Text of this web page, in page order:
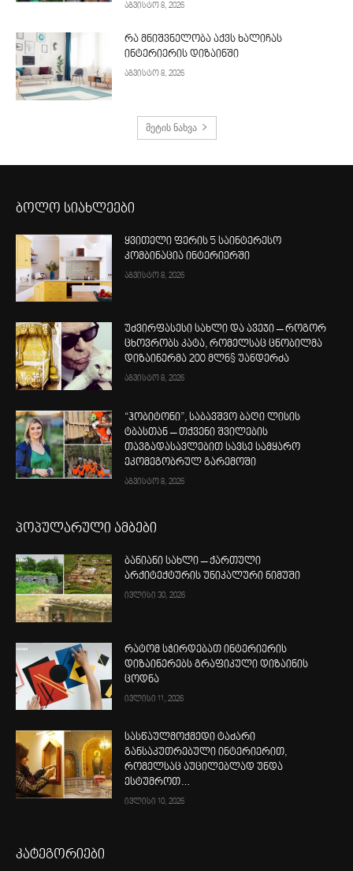
აგვისტო 8, 2026
რა მნიშვნელობა აქვს ხალიჩას
ინტერიერის დიზაინში
აგვისტო 8, 2026
მეტის ნახვა
ბოლო სიახლეები
ყვითელი ფერის 5 საინტერესო
კომბინაცია ინტერიერში
აგვისტო 8, 2026
უძვირფასესი სახლი და ავეჯი – როგორ
ცხოვრობს კატა, რომელსაც ცნობილმა
დიზაინერმა 200 მლნ$ უანდერძა
აგვისტო 8, 2026
“ჰობიტონი”, საბავშვო ბაღი ლისის
ტბასთან – თქვენი შვილების
თავგადასავლებით სავსე სამყარო
ეკომეგობრულ გარემოში
აგვისტო 8, 2026
პოპულარული ამბები
ბანიანი სახლი – ქართული
არქიტექტურის უნიკალური ნიმუში
ივლისი 30, 2026
რატომ სჭირდებათ ინტერიერის
დიზაინერებს გრაფიკული დიზაინის
ცოდნა
ივლისი 11, 2026
სასწაულმოქმედი ტაძარი
განსაკუთრებული ინტერიერით,
რომელსაც აუცილებლად უნდა
ესტუმროთ…
ივლისი 10, 2026
კატეგორიები